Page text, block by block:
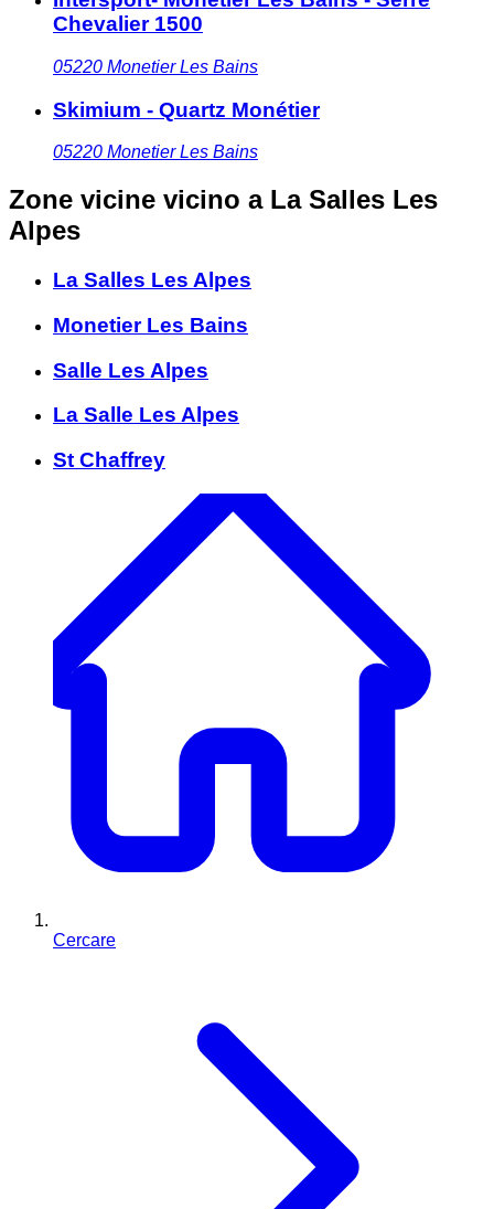
Chevalier 1500
05220 Monetier Les Bains
Skimium - Quartz Monétier
05220 Monetier Les Bains
Zone vicine vicino a La Salles Les
Alpes
La Salles Les Alpes
Monetier Les Bains
Salle Les Alpes
La Salle Les Alpes
St Chaffrey
Cercare